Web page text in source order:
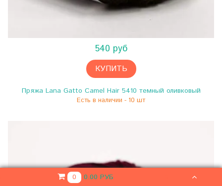
540 руб
КУПИТЬ
Пряжа Lana Gatto Camel Hair 5410 темный оливковый
Есть в наличии - 10 шт
0 0.00 РУБ